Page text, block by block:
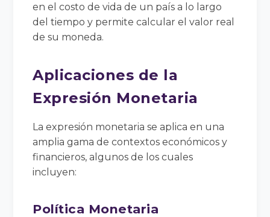
en el costo de vida de un país a lo largo
del tiempo y permite calcular el valor real
de su moneda.
Aplicaciones de la
Expresión Monetaria
La expresión monetaria se aplica en una
amplia gama de contextos económicos y
financieros, algunos de los cuales
incluyen:
Política Monetaria